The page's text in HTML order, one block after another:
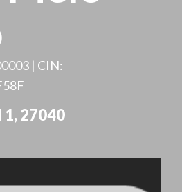
| CIN:
1,27040